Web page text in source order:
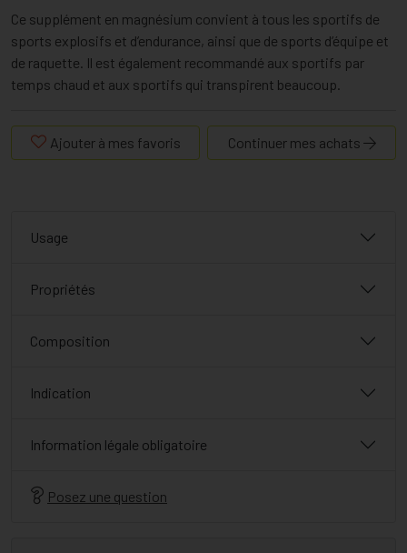
Ce supplément en magnésium convient à tous les sportifs de
sports explosifs et d’endurance, ainsi que de sports d’équipe et
de raquette. Il est également recommandé aux sportifs par
temps chaud et aux sportifs qui transpirent beaucoup.
Ajouter à mes favoris Continuer mes achats
Usage
Propriétés
Composition
Indication
Information légale obligatoire
Posez une question